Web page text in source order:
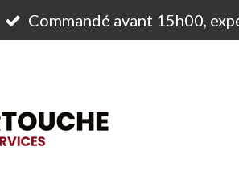
Commandé avant 15h00,